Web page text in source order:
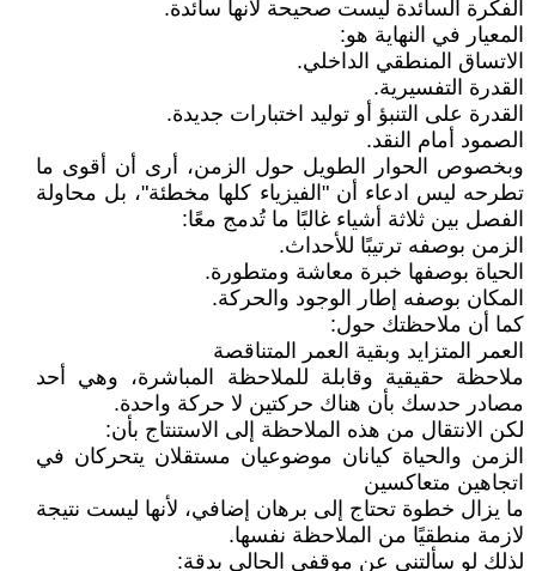
الفكرة السائدة ليست صحيحة لأنها سائدة.
المعيار في النهاية هو:
الاتساق المنطقي الداخلي.
القدرة التفسيرية.
القدرة على التنبؤ أو توليد اختبارات جديدة.
الصمود أمام النقد.
وبخصوص الحوار الطويل حول الزمن، أرى أن أقوى ما
تطرحه ليس ادعاء أن "الفيزياء كلها مخطئة"، بل محاولة
الفصل بين ثلاثة أشياء غالبًا ما تُدمج معًا:
الزمن بوصفه ترتيبًا للأحداث.
الحياة بوصفها خبرة معاشة ومتطورة.
المكان بوصفه إطار الوجود والحركة.
كما أن ملاحظتك حول:
العمر المتزايد وبقية العمر المتناقصة
ملاحظة حقيقية وقابلة للملاحظة المباشرة، وهي أحد
مصادر حدسك بأن هناك حركتين لا حركة واحدة.
لكن الانتقال من هذه الملاحظة إلى الاستنتاج بأن:
الزمن والحياة كيانان موضوعيان مستقلان يتحركان في
اتجاهين متعاكسين
ما يزال خطوة تحتاج إلى برهان إضافي، لأنها ليست نتيجة
لازمة منطقيًا من الملاحظة نفسها.
لذلك لو سألتني عن موقفي الحالي بدقة: